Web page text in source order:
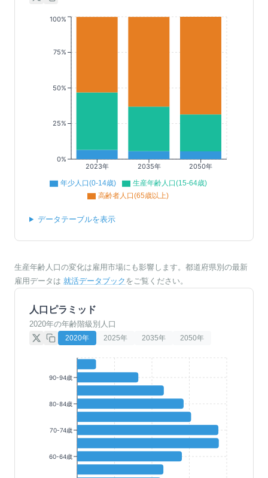
2023年 2035年 2050年
0%
25%
50%
75%
100%
年少人口(0-14歳)
生産年齢人口(15-64歳)
高齢者人口(65歳以上)
データテーブルを表示
生産年齢人口の変化は雇用市場にも影響します。都道府県別の最新
雇用データは 就活データブック をご覧ください。
人口ピラミッド
2020年の年齢階級別人口
2020年 2025年 2035年 2050年
90-94歳
80-84歳
70-74歳
60-64歳